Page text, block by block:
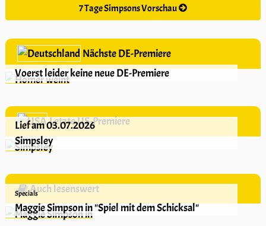
7 Tage Simpsons Vorschau
Nächste DE-Premiere
Voerst leider keine neue DE-Premiere
Letzte US-Premiere
Lief am 03.07.2026
Simpsley
Auch lesenswert
Specials
Maggie Simpson in "Spiel mit dem Schicksal"